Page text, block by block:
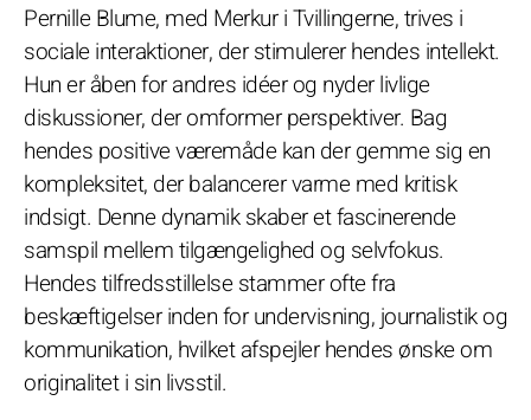
Pernille Blume, med Merkur i Tvillingerne, trives i
sociale interaktioner, der stimulerer hendes intellekt.
Hun er åben for andres idéer og nyder livlige
diskussioner, der omformer perspektiver. Bag
hendes positive væremåde kan der gemme sig en
kompleksitet, der balancerer varme med kritisk
indsigt. Denne dynamik skaber et fascinerende
samspil mellem tilgængelighed og selvfokus.
Hendes tilfredsstillelse stammer ofte fra
beskæftigelser inden for undervisning, journalistik og
kommunikation, hvilket afspejler hendes ønske om
originalitet i sin livsstil.